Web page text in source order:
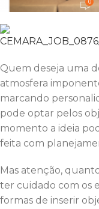
0
Quem deseja uma
atmosfera
marcando
pode optar pelos
momento a ideia
feita com
Mas atenção,
ter cuidado com os
formas de inserir